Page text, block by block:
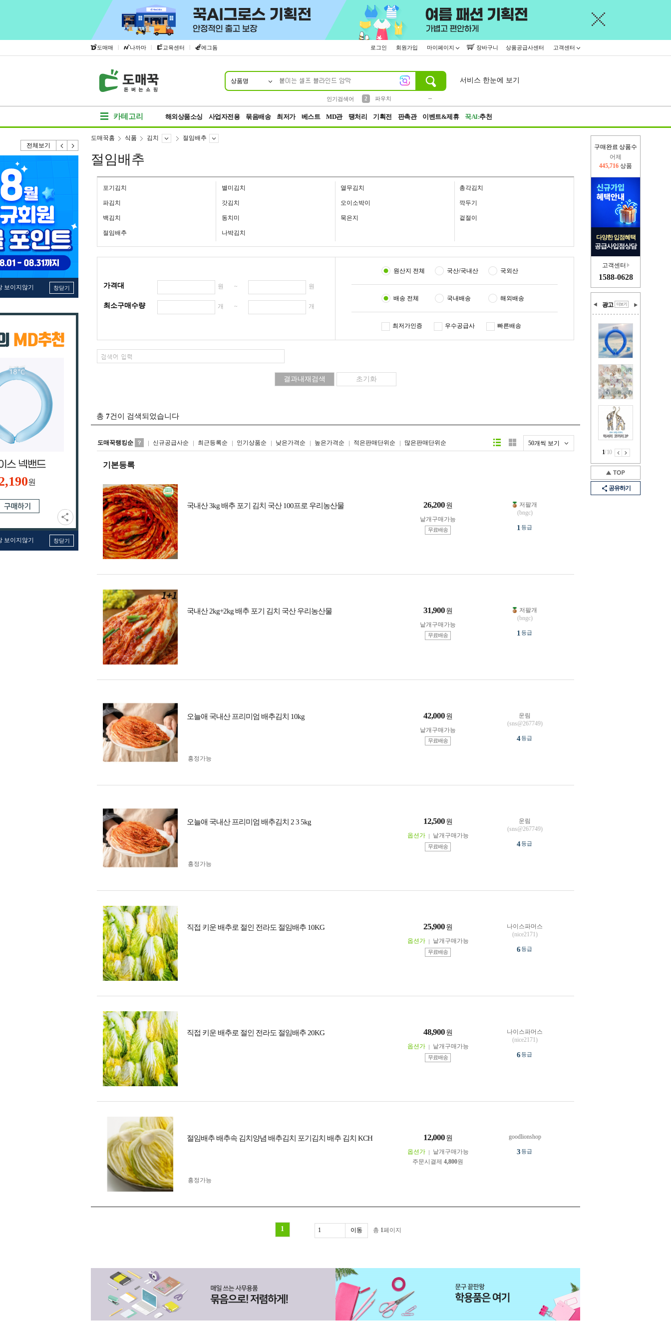
도매매 | 나까마 | 교육센터 | 에그돔 로그인 회원가입 마이페이지 장바구니 상품공급사센터 고객센터
상품명
인기검색어
2
파우치
서비스 한눈에 보기
카테고리 해외상품소싱 사업자전용 묶음배송 최저가 베스트 MD관 땡처리 기획전 판촉관 이벤트&제휴 꾹AI:추천
전체보기
보이지않기 창닫기
원
보이지않기 창닫기
구매완료 상품수
어제
445,716 상품
다양한 입점혜택
공급사입점상담
고객센터
1588-0628
광고
1/10
공유하기
도매꾹홈 식품 김치 절임배추
절임배추
포기김치 별미김치 열무김치 총각김치
파김치 갓김치 오이소박이 깍두기
백김치 동치미 묵은지 겉절이
절임배추 나박김치
가격대 원 ~ 원
최소구매수량 개 ~ 개
원산지 전체 국산/국내산 국외산
배송 전체 국내배송 해외배송
최저가인증 우수공급사 빠른배송
총 7건이 검색되었습니다
도매꾹랭킹순 신규공급사순 최근등록순 인기상품순 낮은가격순 높은가격순 적은판매단위순 많은판매단위순 50개씩 보기
리스트형갤러리형
기본등록
국내산 3kg 배추 포기 김치 국산 100프로 우리농산물 26,200 원
낱개구매가능
무료배송
저팔개
(bngc)
1 등급
국내산 2kg+2kg 배추 포기 김치 국산 우리농산물 31,900 원
낱개구매가능
무료배송
저팔개
(bngc)
1 등급
오늘애 국내산 프리미엄 배추김치 10kg 42,000 원
낱개구매가능
무료배송
흥정가능
운림
(sns@267749)
4등급
오늘애 국내산 프리미엄 배추김치 2 3 5kg 12,500 원
옵션가 낱개구매가능
무료배송
흥정가능
운림
(sns@267749)
4등급
직접 키운 배추로 절인 전라도 절임배추 10KG 25,900 원
옵션가 낱개구매가능
무료배송
나이스파머스
(nice2171)
6등급
직접 키운 배추로 절인 전라도 절임배추 20KG 48,900 원
옵션가 낱개구매가능
무료배송
나이스파머스
(nice2171)
6등급
절임배추 배추속 김치양념 배추김치 포기김치 배추 김치 KCH 12,000 원
옵션가
낱개구매가능
주문시결제 4,800원
흥정가능
goodlionshop
3등급
1 총 1페이지